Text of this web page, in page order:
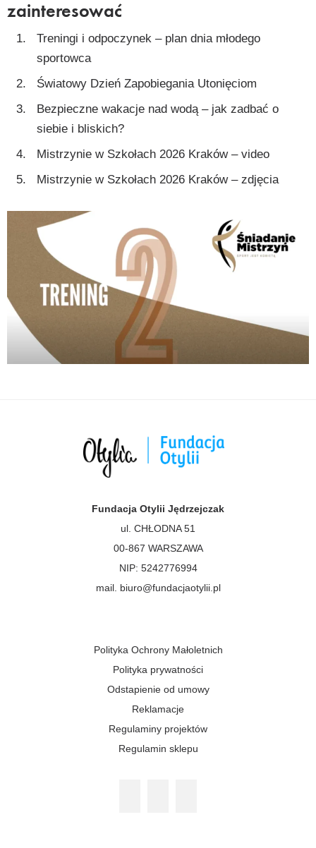
zainteresować
Treningi i odpoczynek – plan dnia młodego
sportowca
Światowy Dzień Zapobiegania Utonięciom
Bezpieczne wakacje nad wodą – jak zadbać o
siebie i bliskich?
Mistrzynie w Szkołach 2026 Kraków – video
Mistrzynie w Szkołach 2026 Kraków – zdjęcia
Fundacja Otylii Jędrzejczak
ul. CHŁODNA 51
00-867 WARSZAWA
NIP: 5242776994
mail. biuro@fundacjaotylii.pl
Polityka Ochrony Małoletnich
Polityka prywatności
Odstapienie od umowy
Reklamacje
Regulaminy projektów
Regulamin sklepu